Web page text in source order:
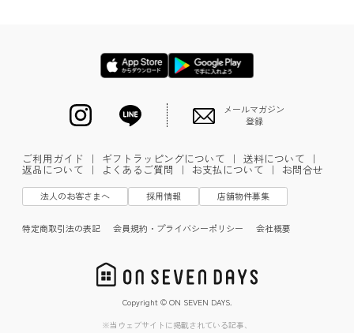
メールマガジン
登録
ご利用ガイド ｜ ギフトラッピングについて ｜ 送料について ｜
返品について ｜ よくあるご質問 ｜ お支払について ｜ お問合せ
法人のお客さまへ 採用情報 店舗物件募集
特定商取引法の表記 会員規約・プライバシーポリシー 会社概要
Copyright © ON SEVEN DAYS.
※当ウェブサイトに掲載されている記事、